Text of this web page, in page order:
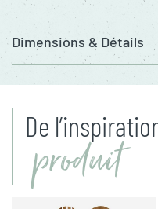
Dimensions & Détails
De
produit